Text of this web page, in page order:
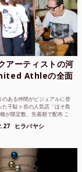
アーティストの河
Athleの全面
のある仲間がビジュアルに登
た千駄ヶ谷の人気店「ほそ島
が限定数、先着順で配布 こ
ヒラバヤシ